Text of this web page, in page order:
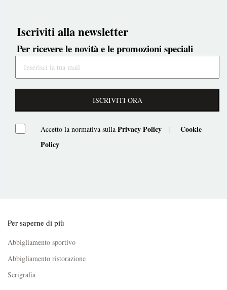
Iscriviti alla newsletter
Per ricevere le novità e le promozioni speciali
ISCRIVITI ORA
Accetto la normativa sulla Privacy Policy |
Cookie
Policy
Per saperne di più
Abbigliamento sportivo
Abbigliamento ristorazione
Serigrafia